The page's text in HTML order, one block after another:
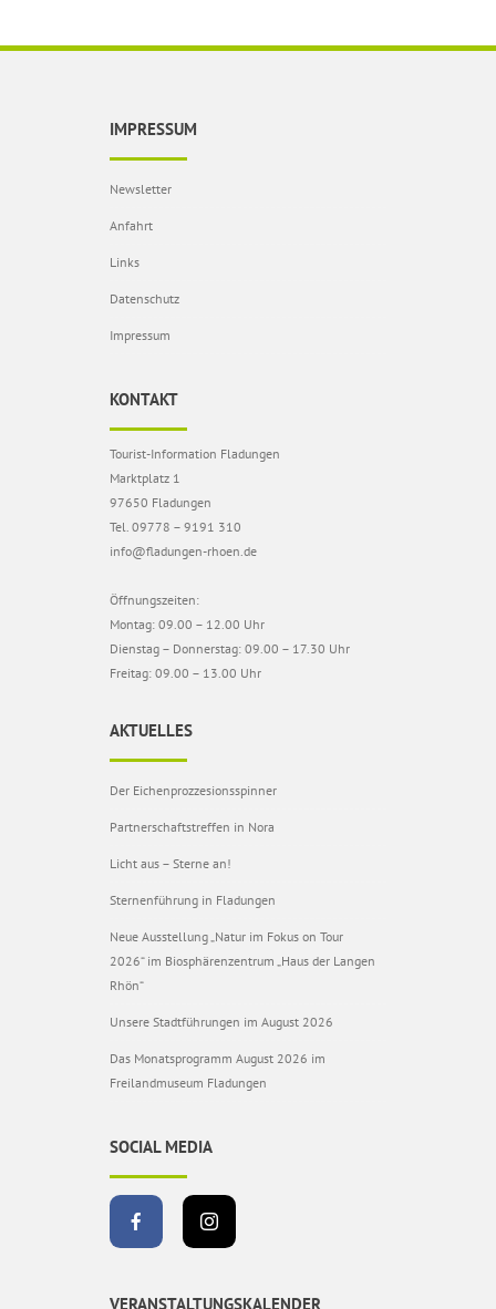
IMPRESSUM
Newsletter
Anfahrt
Links
Datenschutz
Impressum
KONTAKT
Tourist-Information Fladungen
Marktplatz 1
97650 Fladungen
Tel. 09778 – 9191 310
info@fladungen-rhoen.de
Öffnungszeiten:
Montag: 09.00 – 12.00 Uhr
Dienstag – Donnerstag: 09.00 – 17.30 Uhr
Freitag: 09.00 – 13.00 Uhr
AKTUELLES
Der Eichenprozzesionsspinner
Partnerschaftstreffen in Nora
Licht aus – Sterne an!
Sternenführung in Fladungen
Neue Ausstellung „Natur im Fokus on Tour
2026“ im Biosphärenzentrum „Haus der Langen
Rhön“
Unsere Stadtführungen im August 2026
Das Monatsprogramm August 2026 im
Freilandmuseum Fladungen
SOCIAL MEDIA
VERANSTALTUNGSKALENDER